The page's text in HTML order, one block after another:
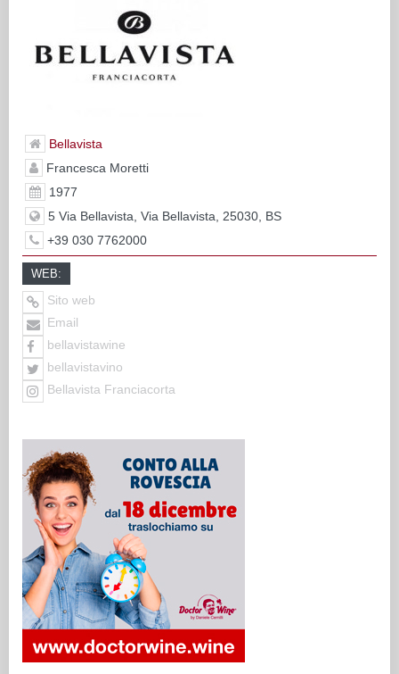
Bellavista
Francesca Moretti
1977
5 Via Bellavista, Via Bellavista, 25030, BS
+39 030 7762000
WEB:
Sito web
Email
bellavistawine
bellavistavino
Bellavista Franciacorta